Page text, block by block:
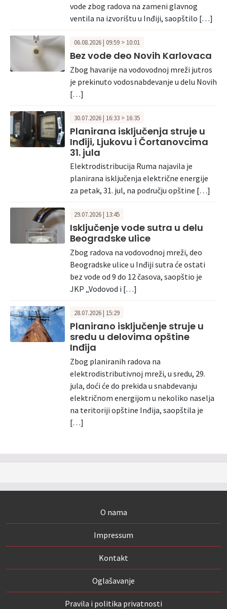
vode zbog radova na zameni glavnog
ventila na izvorištu u Inđiji, saopštilo […]
06.08.2026 | 09:59 > 10:01
Bez vode deo Novih Karlovaca
Zbog havarije na vodovodnoj mreži jutros
je prekinuto vodosnabdevanje u delu Novih
[…]
30.07.2026 | 16:33 > 16:35
Planirana isključenja struje u
Inđiji, Ljukovu i Čortanovcima
31. jula
Elektrodistribucija Ruma najavila je
planirana isključenja električne energije
za petak, 31. jul, na području opštine […]
29.07.2026 | 13:45
Isključenje vode sutra u delu
Beogradske ulice
Zbog radova na vodovodnoj mreži, deo
Beogradske ulice u Inđiji sutra će ostati
bez vode od 9 do 12 časova, saopštio je
JKP „Vodovod i […]
28.07.2026 | 15:29
Planirano isključenje struje u
sredu u delovima opštine
Inđija
Zbog planiranih radova na
elektrodistributivnoj mreži, u sredu, 29.
jula, doći će do prekida u snabdevanju
električnom energijom u nekoliko naselja
na teritoriji opštine Inđija, saopštila je
[…]
O nama
Impressum
Kontakt
Oglašavanje
Pravila i politika privatnosti